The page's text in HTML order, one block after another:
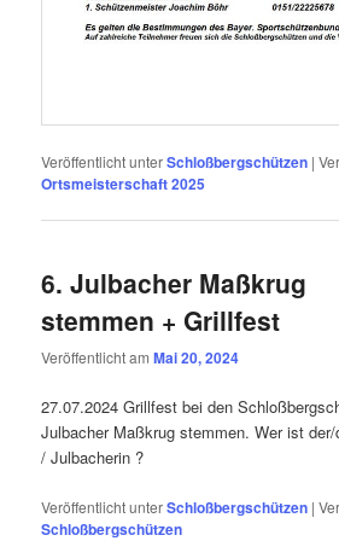
Veröffentlicht unterSchloßbergschützen |
Ortsmeisterschaft 2025
6. Julbacher Maßkrug
stemmen + Grillfest
Veröffentlicht amMai 20, 2024
27.07.2024 Grillfest bei den
Julbacher Maßkrug stemmen. Wer ist
/ Julbacherin ?
Veröffentlicht unterSchloßbergschützen |
Schloßbergschützen